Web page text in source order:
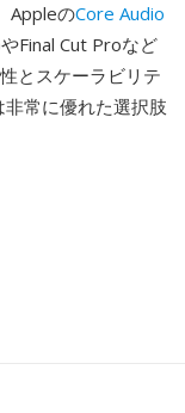
AppleのCore Audio
Final Cut Proなど
とスケーラビリテ
常に優れた選択肢